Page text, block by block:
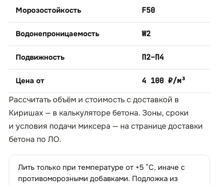
Морозостойкость F50
Водонепроницаемость W2
Подвижность П2–П4
Цена от 4 100 ₽/м³
Рассчитать объём и стоимость с доставкой в
Киришах — в калькуляторе бетона. Зоны, сроки
и условия подачи миксера — на страницедоставки
бетона по ЛО.
Лить только при температуре от +5 °C, иначе с
противоморозными добавками. Подложка из